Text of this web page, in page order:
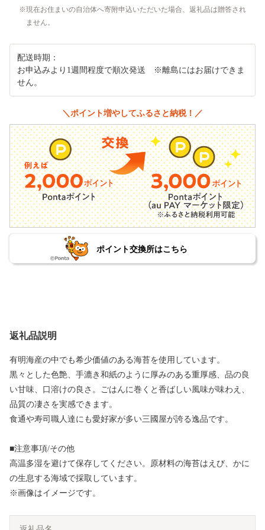
現在お住まいの自治体へ寄附申込いただいた場合、返礼品は贈答され
ません。
配送時期：
お申込みより1週間程度で順次発送 ※離島にはお届けできま
せん。
＼ポイント増やしてふるさと納税！／
ポイント交換所はこちら
返礼品説明
有明海産の中でも希少価値のある海苔を使用しています。
黒々とした色艶、手漉き和紙のように厚みのある重厚感、品の良
い甘味、口溶けの良さ。ごはんに巻くと香ばしい風味が味わえ、
品質の凄さを実感できます。
食通や寿司職人達にも愛好家が多い三國屋が誇る逸品です。
■注意事項/その他
高温多湿を避けて保存してください。原材料の海苔はえび、かに
の生息する海域で採取しています。
※画像はイメージです。